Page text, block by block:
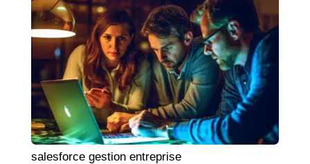
salesforce gestion entreprise